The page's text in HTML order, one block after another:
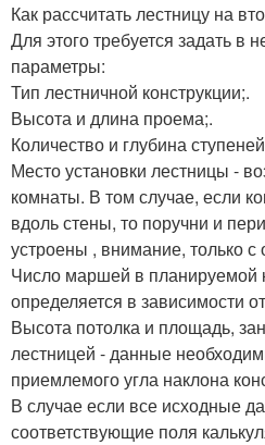
Как рассчитать лестницу на
Для этого требуется задать в
параметры:
Тип лестничной конструкции;.
Высота и длина проема;.
Количество и глубина
Место установки лестницы -
комнаты. В том случае, если
вдоль стены, то поручни и
устроены , внимание, только с
Число маршей в планируемой
определяется в зависимости
Высота потолка и площадь,
лестницей - данные
приемлемого угла наклона
В случае если все исходные
соответствующие поля